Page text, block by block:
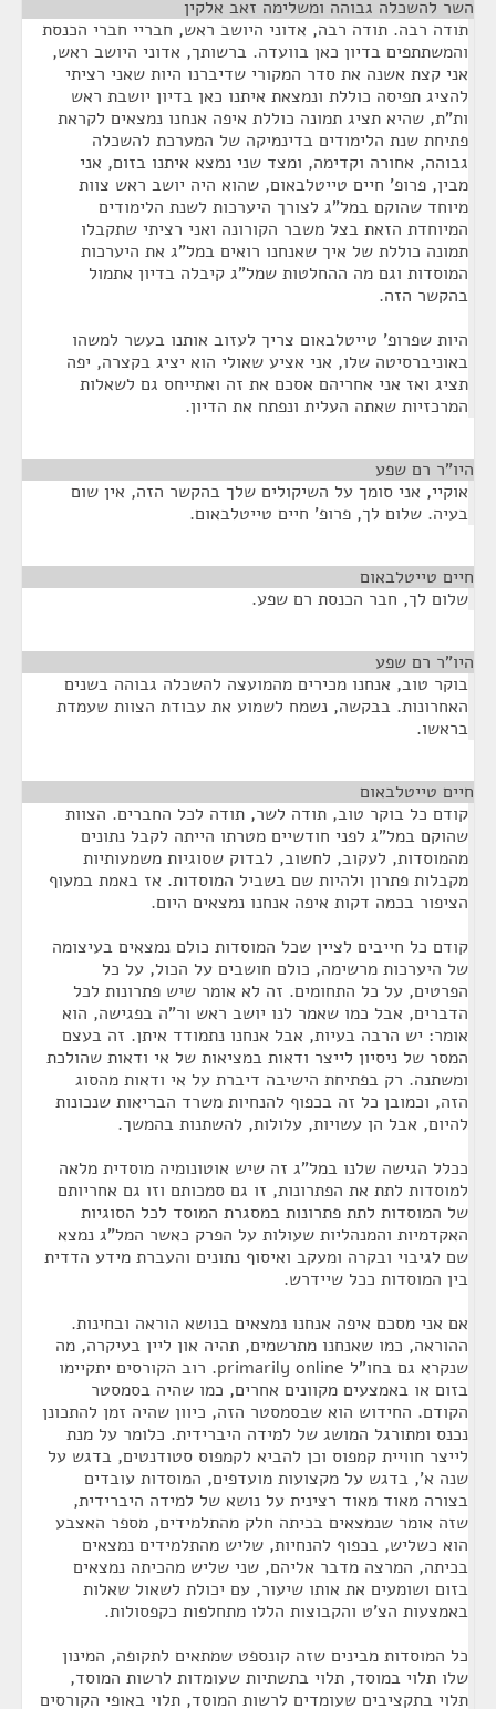
השר להשכלה גבוהה ומשלימה זאב אלקין
תודה רבה. תודה רבה, אדוני היושב ראש, חבריי חברי הכנסת
והמשתתפים בדיון כאן בוועדה. ברשותך, אדוני היושב ראש,
אני קצת אשנה את סדר המקורי שדיברנו היות שאני רציתי
להציג תפיסה כוללת ונמצאת איתנו כאן בדיון יושבת ראש
ות"ת, שהיא תציג תמונה כוללת איפה אנחנו נמצאים לקראת
פתיחת שנת הלימודים בדינמיקה של המערכת להשכלה
גבוהה, אחורה וקדימה, ומצד שני נמצא איתנו בזום, אני
מבין, פרופ' חיים טייטלבאום, שהוא היה יושב ראש צוות
מיוחד שהוקם במל"ג לצורך היערכות לשנת הלימודים
המיוחדת הזאת בצל משבר הקורונה ואני רציתי שתקבלו
תמונה כוללת של איך שאנחנו רואים במל"ג את היערכות
המוסדות וגם מה ההחלטות שמל"ג קיבלה בדיון אתמול
בהקשר הזה.
היות שפרופ' טייטלבאום צריך לעזוב אותנו בעשר למשהו
באוניברסיטה שלו, אני אציע שאולי הוא יציג בקצרה, יפה
תציג ואז אני אחריהם אסכם את זה ואתייחס גם לשאלות
המרכזיות שאתה העלית ונפתח את הדיון.
היו"ר רם שפע
אוקיי, אני סומך על השיקולים שלך בהקשר הזה, אין שום
בעיה. שלום לך, פרופ' חיים טייטלבאום.
חיים טייטלבאום
שלום לך, חבר הכנסת רם שפע.
היו"ר רם שפע
בוקר טוב, אנחנו מכירים מהמועצה להשכלה גבוהה בשנים
האחרונות. בבקשה, נשמח לשמוע את עבודת הצוות שעמדת
בראשו.
חיים טייטלבאום
קודם כל בוקר טוב, תודה לשר, תודה לכל החברים. הצוות
שהוקם במל"ג לפני חודשיים מטרתו הייתה לקבל נתונים
מהמוסדות, לעקוב, לחשוב, לבדוק שסוגיות משמעותיות
מקבלות פתרון ולהיות שם בשביל המוסדות. אז באמת במעוף
הציפור בכמה דקות איפה אנחנו נמצאים היום.
קודם כל חייבים לציין שכל המוסדות כולם נמצאים בעיצומה
של היערכות מרשימה, כולם חושבים על הכול, על כל
הפרטים, על כל התחומים. זה לא אומר שיש פתרונות לכל
הדברים, אבל כמו שאמר לנו יושב ראש ור"ה בפגישה, הוא
אומר: יש הרבה בעיות, אבל אנחנו נתמודד איתן. זה בעצם
המסר של ניסיון לייצר ודאות במציאות של אי ודאות שהולכת
ומשתנה. רק בפתיחת הישיבה דיברת על אי ודאות מהסוג
הזה, וכמובן כל זה בכפוף להנחיות משרד הבריאות שנכונות
להיום, אבל הן עשויות, עלולות, להשתנות בהמשך.
ככלל הגישה שלנו במל"ג זה שיש אוטונומיה מוסדית מלאה
למוסדות לתת את הפתרונות, זו גם סמכותם וזו גם אחריותם
של המוסדות לתת פתרונות במסגרת המוסד לכל הסוגיות
האקדמיות והמנהליות שעולות על הפרק כאשר המל"ג נמצא
שם לגיבוי ובקרה ומעקב ואיסוף נתונים והעברת מידע הדדית
בין המוסדות ככל שיידרש.
אם אני מסכם איפה אנחנו נמצאים בנושא הוראה ובחינות.
ההוראה, כמו שאנחנו מתרשמים, תהיה און ליין בעיקרה, מה
שנקרא גם בחו"ל primarily online. רוב הקורסים יתקיימו
בזום או באמצעים מקוונים אחרים, כמו שהיה בסמסטר
הקודם. החידוש הוא שבסמסטר הזה, כיוון שהיה זמן להתכונן
נכנס ומתורגל המושג של למידה היברידית. כלומר על מנת
לייצר חוויית קמפוס וכן להביא לקמפוס סטודנטים, בדגש על
שנה א', בדגש על מקצועות מועדפים, המוסדות עובדים
בצורה מאוד מאוד רצינית על נושא של למידה היברידית,
שזה אומר שנמצאים בכיתה חלק מהתלמידים, מספר האצבע
הוא כשליש, בכפוף להנחיות, שליש מהתלמידים נמצאים
בכיתה, המרצה מדבר אליהם, שני שליש מהכיתה נמצאים
בזום ושומעים את אותו שיעור, עם יכולת לשאול שאלות
באמצעות הצ'ט והקבוצות הללו מתחלפות כקפסולות.
כל המוסדות מבינים שזה קונספט שמתאים לתקופה, המינון
שלו תלוי במוסד, תלוי בתשתיות שעומדות לרשות המוסד,
תלוי בתקציבים שעומדים לרשות המוסד, תלוי באופי הקורסים